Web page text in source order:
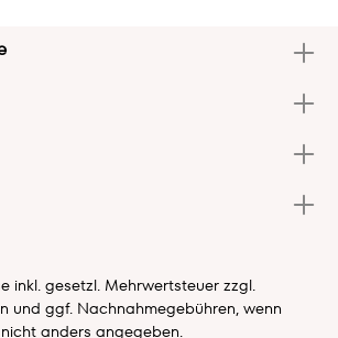
inkl. gesetzl. Mehrwertsteuer zzgl.
und ggf. Nachnahmegebühren, wenn
nicht anders angegeben.